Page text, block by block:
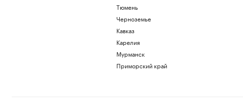
Тюмень
Черноземье
Кавказ
Карелия
Мурманск
Приморский край